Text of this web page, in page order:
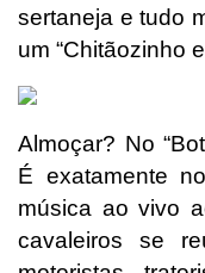
sertaneja e tudo
um “Chitãozinho
Almoçar? No
É exatamente
música ao vivo
cavaleiros se